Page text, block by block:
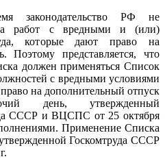
законодательство РФ не
работ с вредными и (или)
которые дают право на
Поэтому представляется, что
должен применяться Список
с вредными условиями
на дополнительный отпуск
день, утвержденный
СССР и ВЦСПС от 25 октября
Применение Списка
Госкомтруда СССР